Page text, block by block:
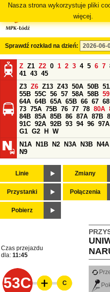
Nasza strona wykorzystuje pliki
więcej.
Sprawdź rozkład na dzień:
Z Z1 Z2 0 1 2 3 4 5 6 7
41 43 45
Z3 Z6 Z13 Z43 50A 50B
55B 55C 56 57 58A 58B 59
64A 64B 65A 65B 66 67 68
73 75A 75B 76 77 78 80A
84B 85A 85B 86 87A 87B
91C 92A 92B 93 94 96 97A
G1 G2 H
W
N1A
N1B N2 N3A N3B N4A
N9
Linie Zmiany
Przystanki Połączenia
Pobierz
Czas przejazdu
dla: 11:45
53C C